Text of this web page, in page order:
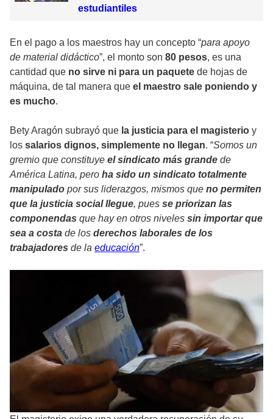
estudiantiles
En el pago a los maestros hay un concepto “para apoyo
de material didáctico”, el monto son 80 pesos, es una
cantidad que no sirve ni para un paquete de hojas de
máquina, de tal manera que el maestro sale poniendo y
es mucho.
Bety Aragón subrayó que la justicia para el magisterio y
los salarios dignos, simplemente no llegan. “Somos un
gremio que constituye el sindicato más grande de
América Latina, pero ha sido un sindicato totalmente
manipulado por sus liderazgos, mismos que no permiten
que la justicia social llegue, pues se priorizan las
componendas que hay en otros niveles sin importar que
sea a costa de los derechos laborales de los
trabajadores de la educación”.